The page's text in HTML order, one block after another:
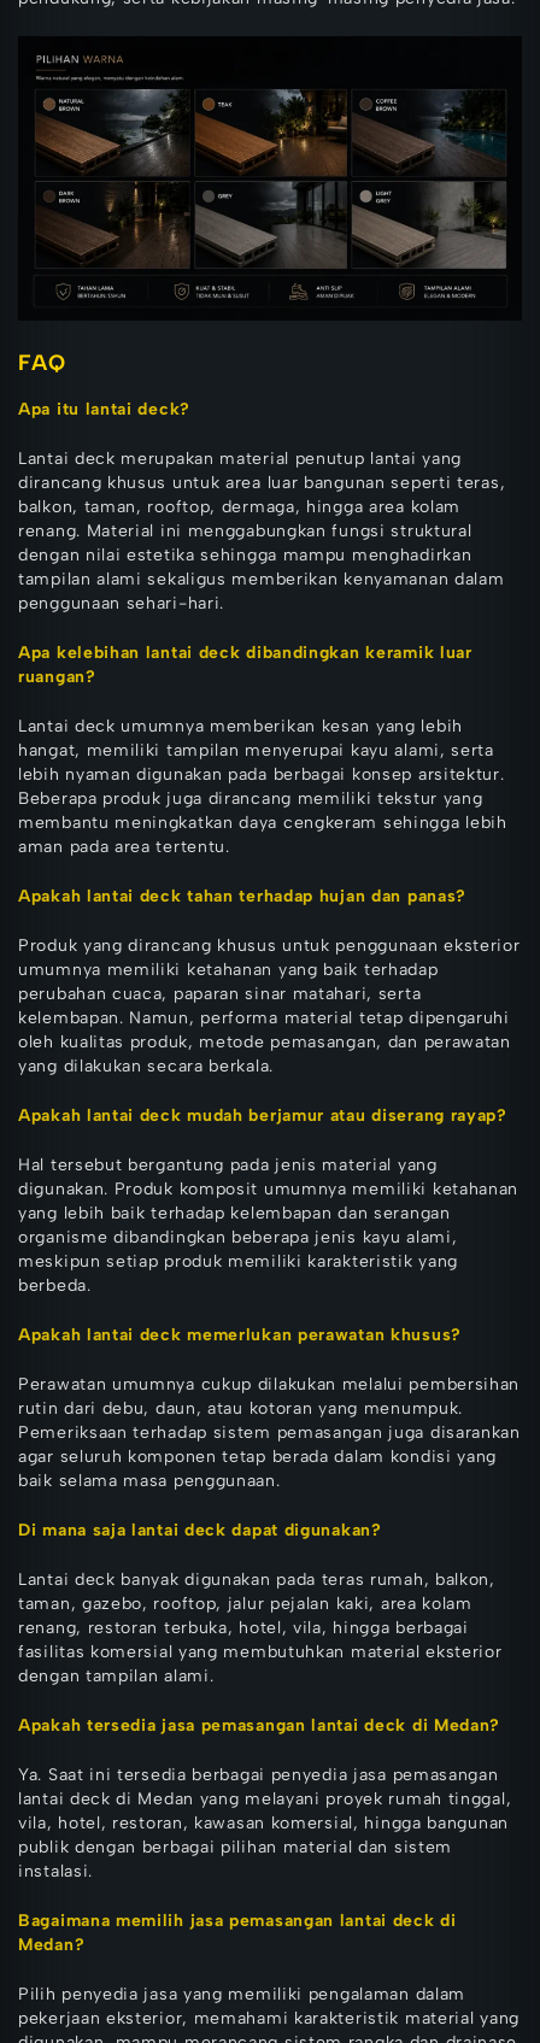
FAQ
Apa itu lantai deck?
Lantai deck merupakan material penutup lantai yang
dirancang khusus untuk area luar bangunan seperti teras,
balkon, taman, rooftop, dermaga, hingga area kolam
renang. Material ini menggabungkan fungsi struktural
dengan nilai estetika sehingga mampu menghadirkan
tampilan alami sekaligus memberikan kenyamanan dalam
penggunaan sehari-hari.
Apa kelebihan lantai deck dibandingkan keramik luar
ruangan?
Lantai deck umumnya memberikan kesan yang lebih
hangat, memiliki tampilan menyerupai kayu alami, serta
lebih nyaman digunakan pada berbagai konsep arsitektur.
Beberapa produk juga dirancang memiliki tekstur yang
membantu meningkatkan daya cengkeram sehingga lebih
aman pada area tertentu.
Apakah lantai deck tahan terhadap hujan dan panas?
Produk yang dirancang khusus untuk penggunaan eksterior
umumnya memiliki ketahanan yang baik terhadap
perubahan cuaca, paparan sinar matahari, serta
kelembapan. Namun, performa material tetap dipengaruhi
oleh kualitas produk, metode pemasangan, dan perawatan
yang dilakukan secara berkala.
Apakah lantai deck mudah berjamur atau diserang rayap?
Hal tersebut bergantung pada jenis material yang
digunakan. Produk komposit umumnya memiliki ketahanan
yang lebih baik terhadap kelembapan dan serangan
organisme dibandingkan beberapa jenis kayu alami,
meskipun setiap produk memiliki karakteristik yang
berbeda.
Apakah lantai deck memerlukan perawatan khusus?
Perawatan umumnya cukup dilakukan melalui pembersihan
rutin dari debu, daun, atau kotoran yang menumpuk.
Pemeriksaan terhadap sistem pemasangan juga disarankan
agar seluruh komponen tetap berada dalam kondisi yang
baik selama masa penggunaan.
Di mana saja lantai deck dapat digunakan?
Lantai deck banyak digunakan pada teras rumah, balkon,
taman, gazebo, rooftop, jalur pejalan kaki, area kolam
renang, restoran terbuka, hotel, vila, hingga berbagai
fasilitas komersial yang membutuhkan material eksterior
dengan tampilan alami.
Apakah tersedia jasa pemasangan lantai deck di Medan?
Ya. Saat ini tersedia berbagai penyedia jasa pemasangan
lantai deck di Medan yang melayani proyek rumah tinggal,
vila, hotel, restoran, kawasan komersial, hingga bangunan
publik dengan berbagai pilihan material dan sistem
instalasi.
Bagaimana memilih jasa pemasangan lantai deck di
Medan?
Pilih penyedia jasa yang memiliki pengalaman dalam
pekerjaan eksterior, memahami karakteristik material yang